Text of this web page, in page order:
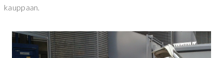
kauppaan.